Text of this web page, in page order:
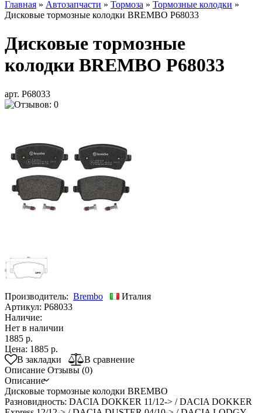
Главная » Автозапчасти » Тормоза » Тормозные колодки »
Дисковые тормозные колодки BREMBO P68033
Дисковые тормозные
колодки BREMBO P68033
арт. P68033
Производитель: Brembo
Италия
Артикул: P68033
Наличие:
Нет в наличии
1885 р.
Цена: 1885 р.
В закладки
В сравнение
Описание Отзывы (0)
Описание
Дисковые тормозные колодки BREMBO
Разновидность: DACIA DOKKER 11/12-> / DACIA DOKKER